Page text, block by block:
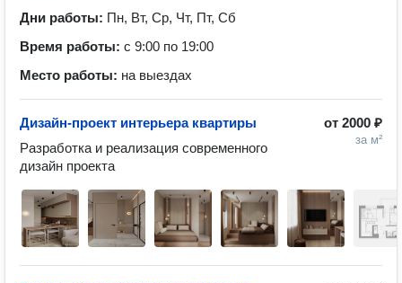
Дни работы: Пн, Вт, Ср, Чт, Пт, Сб
Время работы: с 9:00 по 19:00
Место работы: на выездах
от 2000 ₽
за м²
Дизайн-проект интерьера квартиры
Разработка и реализация современного
дизайн проекта